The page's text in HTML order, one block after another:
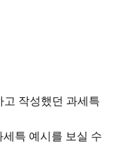
작성했던 과세특
특 예시를 보실 수